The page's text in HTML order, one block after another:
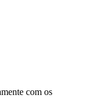
com os